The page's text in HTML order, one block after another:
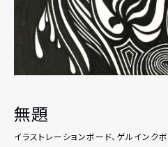
無題
イラストレーションボード、ゲルイン